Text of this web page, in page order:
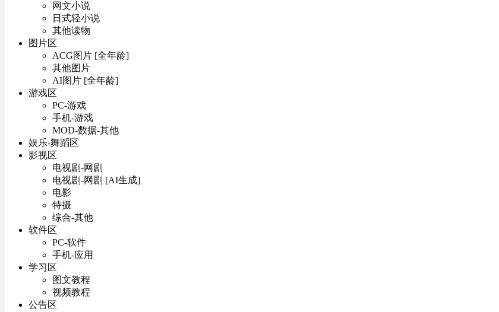
网文小说
日式轻小说
其他读物
图片区
ACG图片 [全年龄]
其他图片
AI图片 [全年龄]
游戏区
PC-游戏
手机-游戏
MOD-数据-其他
娱乐-舞蹈区
影视区
电视剧-网剧
电视剧-网剧 [AI生成]
电影
特摄
综合-其他
软件区
PC-软件
手机-应用
学习区
图文教程
视频教程
公告区